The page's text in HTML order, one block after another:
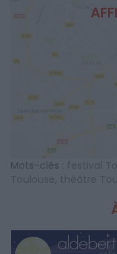
Mots-clés :
,